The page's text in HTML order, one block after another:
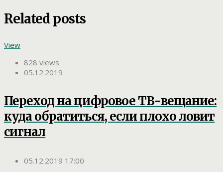
Related posts
View
828 views
05.12.2019
Переход на цифровое ТВ-вещание:
куда обратиться, если плохо ловит
сигнал
05.12.2019 17:00